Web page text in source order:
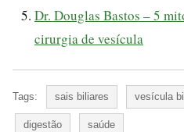
Dr. Douglas Bastos – 5
cirurgia de vesícula
Tags: sais biliares vesícula
digestão saúde